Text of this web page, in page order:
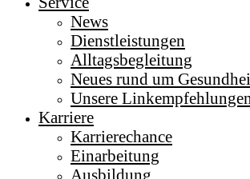
News
Dienstleistungen
Alltagsbegleitung
Neues rund um
Unsere Linkempfehlungen
Karriere
Karrierechance
Einarbeitung
Ausbildung